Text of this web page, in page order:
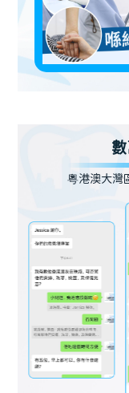
粵港澳大灣